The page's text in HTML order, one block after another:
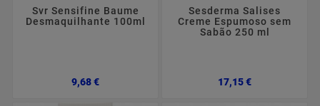
Svr Sensifine Baume
Desmaquilhante 100ml
9,68 €Preço
Sesderma Salises
Creme Espumoso sem
Sabão 250 ml
17,15 €Preço